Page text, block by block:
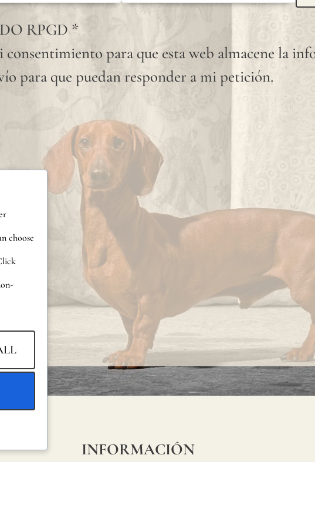
RPGD *
consentimiento para que esta web almacene la
para que puedan responder a mi petición.
INFORMACIÓN
nuestras
impresiones están
conforme a la norma
medioambiental
Nordic Swan.
Nuestras tintas son
inodoras, con una
durabilidad muy
residuos se eliminan
de forma
responsable. Todas
las fibras utilizadas
para producir los
murales proceden de
bosques gestionados
choose